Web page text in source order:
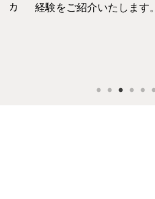
カ
経験をご紹介いたします。